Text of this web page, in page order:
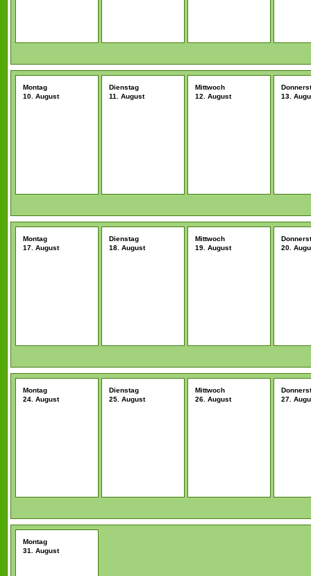
Montag
10. August
Dienstag
11. August
Mittwoch
12. August
13.
Montag
17. August
Dienstag
18. August
Mittwoch
19. August
20.
Montag
24. August
Dienstag
25. August
Mittwoch
26. August
27.
Montag
31. August